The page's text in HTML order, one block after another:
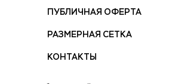
ПУБЛИЧНАЯ ОФЕРТА
РАЗМЕРНАЯ СЕТКА
КОНТАКТЫ